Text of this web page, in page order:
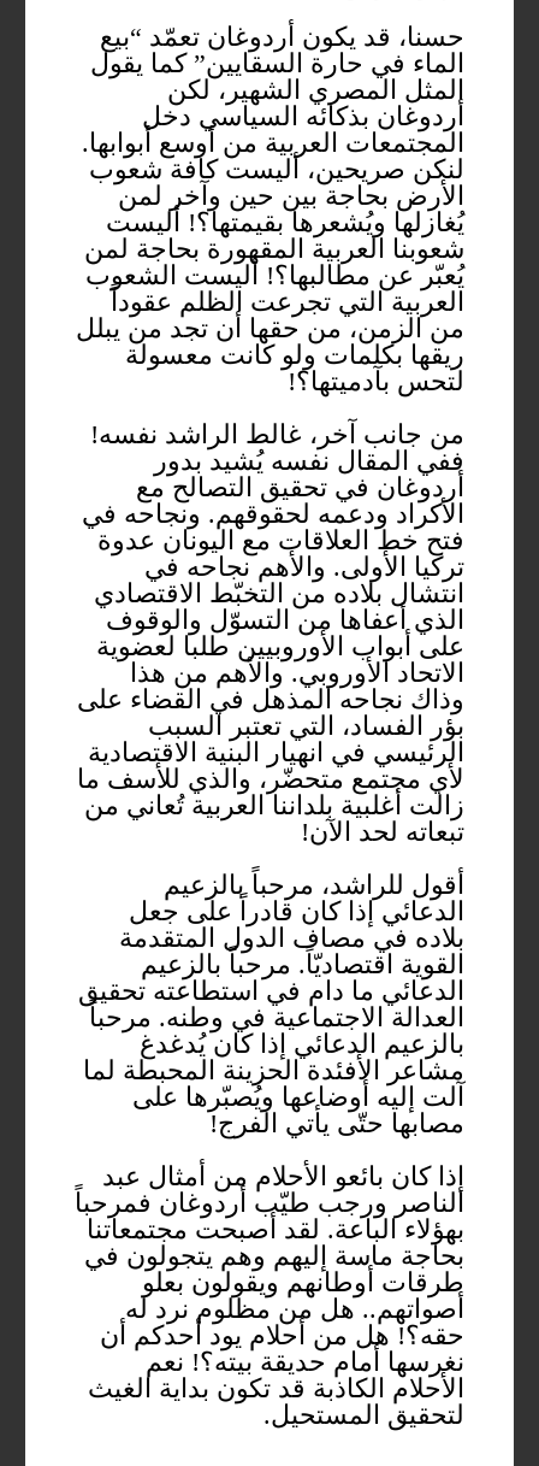
حسنا، قد يكون أردوغان تعمّد “بيع
الماء في حارة السقايين” كما يقول
المثل المصري الشهير، لكن
أردوغان بذكائه السياسي دخل
المجتمعات العربية من أوسع أبوابها.
لنكن صريحين، أليست كافة شعوب
الأرض بحاجة بين حين وآخر لمن
يُغازلها ويُشعرها بقيمتها؟! أليست
شعوبنا العربية المقهورة بحاجة لمن
يُعبّر عن مطالبها؟! أليست الشعوب
العربية التي تجرعت الظلم عقوداً
من الزمن، من حقها أن تجد من يبلل
ريقها بكلمات ولو كانت معسولة
لتحس بآدميتها؟!
من جانب آخر، غالط الراشد نفسه!
ففي المقال نفسه يُشيد بدور
أردوغان في تحقيق التصالح مع
الأكراد ودعمه لحقوقهم. ونجاحه في
فتح خط العلاقات مع اليونان عدوة
تركيا الأولى. والأهم نجاحه في
انتشال بلاده من التخبّط الاقتصادي
الذي أعفاها من التسوّل والوقوف
على أبواب الأوروبيين طلبا لعضوية
الاتحاد الأوروبي. والأهم من هذا
وذاك نجاحه المذهل في القضاء على
بؤر الفساد، التي تعتبر السبب
الرئيسي في انهيار البنية الاقتصادية
لأي مجتمع متحضّر، والذي للأسف ما
زالت أغلبية بلداننا العربية تُعاني من
تبعاته لحد الآن!
أقول للراشد، مرحباً بالزعيم
الدعائي إذا كان قادراً على جعل
بلاده في مصاف الدول المتقدمة
القوية اقتصاديّاً. مرحباً بالزعيم
الدعائي ما دام في استطاعته تحقيق
العدالة الاجتماعية في وطنه. مرحباً
بالزعيم الدعائي إذا كان يُدغدغ
مشاعر الأفئدة الحزينة المحبطة لما
آلت إليه أوضاعها ويُصبّرها على
مصابها حتّى يأتي الفرج!
إذا كان بائعو الأحلام من أمثال عبد
الناصر ورجب طيّب أردوغان فمرحباً
بهؤلاء الباعة. لقد أصبحت مجتمعاتنا
بحاجة ماسة إليهم وهم يتجولون في
طرقات أوطانهم ويقولون بعلو
أصواتهم.. هل من مظلوم نرد له
حقه؟! هل من أحلام يود أحدكم أن
نغرسها أمام حديقة بيته؟! نعم
الأحلام الكاذبة قد تكون بداية الغيث
لتحقيق المستحيل.